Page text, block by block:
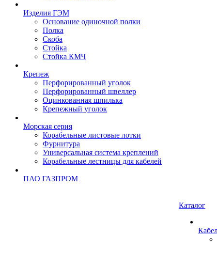
Изделия ГЭМ
Основание одиночной полки
Полка
Скоба
Стойка
Стойка КМЧ
Крепеж
Перфорированный уголок
Перфорированный швеллер
Оцинкованная шпилька
Крепежный уголок
Морская серия
Корабельные листовые лотки
Фурнитура
Универсальная система креплений
Корабельные лестницы для кабелей
ПАО ГАЗПРОМ
Каталог